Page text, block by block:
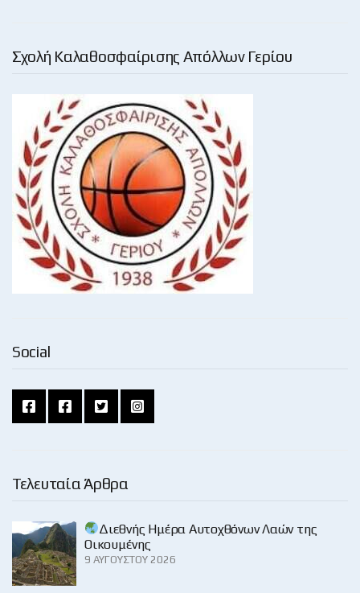
Σχολή Καλαθοσφαίρισης Απόλλων Γερίου
Social
Τελευταία Άρθρα
Διεθνής Ημέρα Αυτοχθόνων Λαών της
Οικουμένης
9 ΑΥΓΟΎΣΤΟΥ 2026